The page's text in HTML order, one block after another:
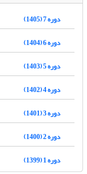
دوره 7 (1405)
دوره 6 (1404)
دوره 5 (1403)
دوره 4 (1402)
دوره 3 (1401)
دوره 2 (1400)
دوره 1 (1399)